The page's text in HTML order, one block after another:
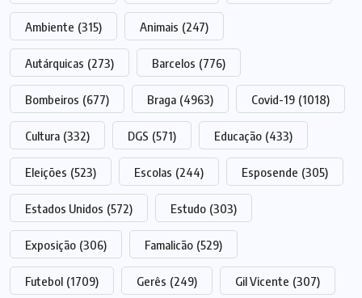
Ambiente (315) Animais (247)
Autárquicas (273) Barcelos (776)
Bombeiros (677) Braga (4963) Covid-19 (1018)
Cultura (332) DGS (571) Educação (433)
Eleições (523) Escolas (244) Esposende (305)
Estados Unidos (572) Estudo (303)
Exposição (306) Famalicão (529)
Futebol (1709) Gerês (249) Gil Vicente (307)